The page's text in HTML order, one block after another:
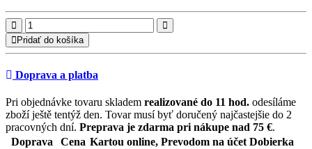
Pridať do košíka
Doprava a platba
Pri objednávke tovaru skladem realizované do 11 hod. odesíláme
zboží ještě tentýž den. Tovar musí byť doručený najčastejšie do 2
pracovných dní. Preprava je zdarma pri nákupe nad 75 €.
Doprava
Cena Kartou online, Prevodom na účet Dobierka